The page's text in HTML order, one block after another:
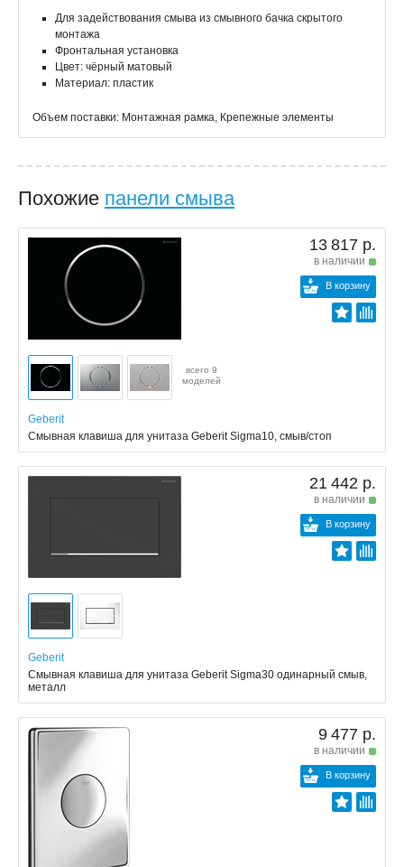
Для задействования смыва из смывного бачка скрытого
монтажа
Фронтальная установка
Цвет: чёрный матовый
Материал: пластик
Объем поставки: Монтажная рамка, Крепежные элементы
Похожие панели смыва
13 817 р.
в наличии
В корзину
всего 9
моделей
Geberit
Смывная клавиша для унитаза Geberit Sigma10, смыв/стоп
21 442 р.
в наличии
В корзину
Geberit
Смывная клавиша для унитаза Geberit Sigma30 одинарный смыв,
металл
9 477 р.
в наличии
В корзину